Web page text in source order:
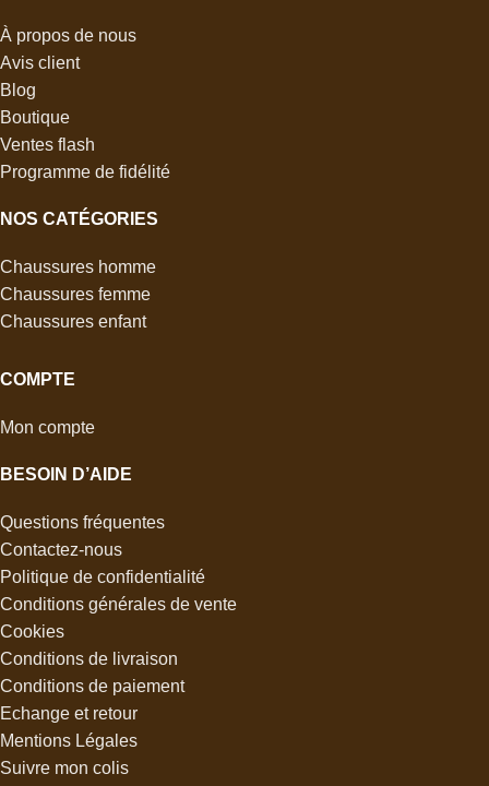
À propos de nous
Avis client
Blog
Boutique
Ventes flash
Programme de fidélité
NOS CATÉGORIES
Chaussures homme
Chaussures femme
Chaussures enfant
COMPTE
Mon compte
BESOIN D’AIDE
Questions fréquentes
Contactez-nous
Politique de confidentialité
Conditions générales de vente
Cookies
Conditions de livraison
Conditions de paiement
Echange et retour
Mentions Légales
Suivre mon colis